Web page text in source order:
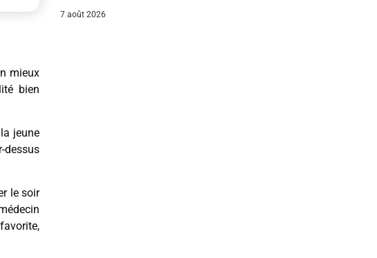
mieux
bien
jeune
dessus
le soir
7 août 2026